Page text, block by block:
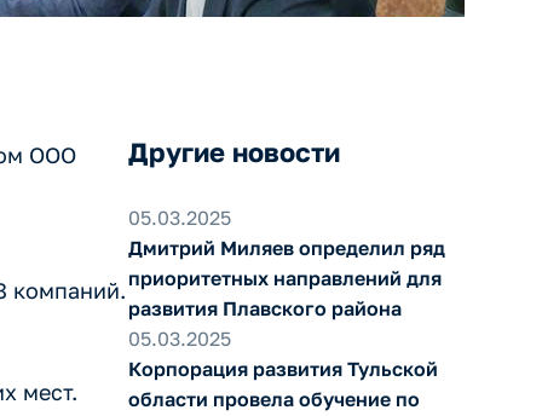
ООО
компаний.
мест.
Другие новости
05.03.2025
Дмитрий Миляев определил ряд
приоритетных направлений для
развития Плавского района
05.03.2025
Корпорация развития Тульской
области провела обучение по